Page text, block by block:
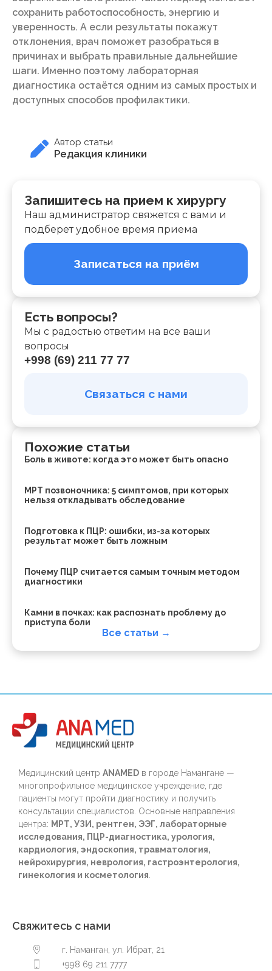
сохранить работоспособность, энергию и
уверенность. А если результаты покажут
отклонения, врач поможет разобраться в
причинах и выбрать правильные дальнейшие
шаги. Именно поэтому лабораторная
диагностика остаётся одним из самых простых и
доступных способов профилактики.
Автор статьи
Редакция клиники
Запишитесь на прием к хирургу
Наш администратор свяжется с вами и
подберет удобное время приема
Записаться на приём
Есть вопросы?
Мы с радостью ответим на все ваши
вопросы
+998 (69) 211 77 77
Связаться с нами
Похожие статьи
Боль в животе: когда это может быть опасно
МРТ позвоночника: 5 симптомов, при которых
нельзя откладывать обследование
Подготовка к ПЦР: ошибки, из-за которых
результат может быть ложным
Почему ПЦР считается самым точным методом
диагностики
Камни в почках: как распознать проблему до
приступа боли
Все статьи →
Медицинский центр ANAMED в городе Намангане —
многопрофильное медицинское учреждение, где
пациенты могут пройти диагностику и получить
консультации специалистов. Основные направления
центра: МРТ, УЗИ, рентген, ЭЭГ, лабораторные
исследования, ПЦР-диагностика, урология,
кардиология, эндоскопия, травматология,
нейрохирургия, неврология, гастроэнтерология,
гинекология и косметология
Свяжитесь с нами
г. Наманган, ул. Ибрат, 21
+998 69 211 7777